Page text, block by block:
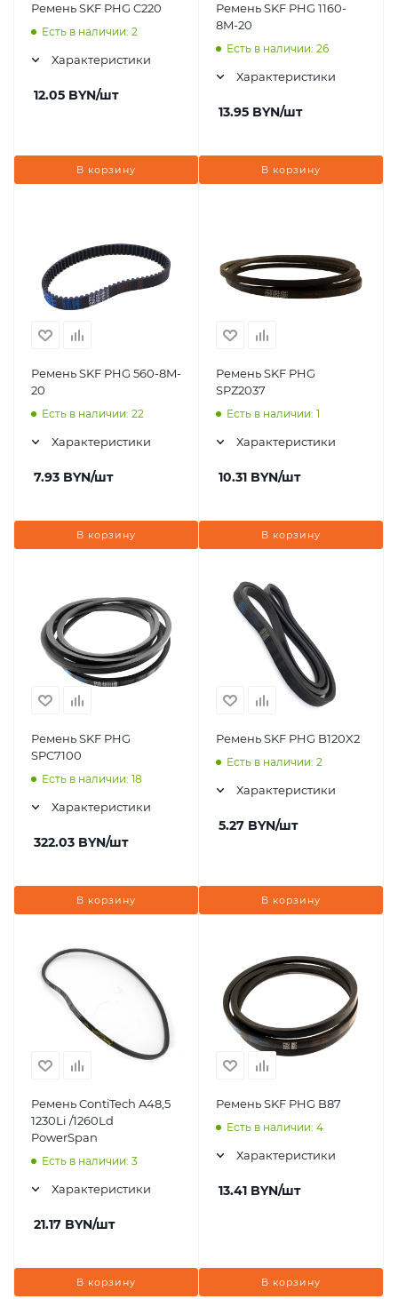
Ремень SKF PHG C220
Есть в наличии: 2
Характеристики
12.05 BYN/шт
В корзину
Ремень SKF PHG 1160-
8M-20
Есть в наличии: 26
Характеристики
13.95 BYN/шт
В корзину
Ремень SKF PHG 560-8M-
20
Есть в наличии: 22
Характеристики
7.93 BYN/шт
В корзину
Ремень SKF PHG
SPZ2037
Есть в наличии: 1
Характеристики
10.31 BYN/шт
В корзину
Ремень SKF PHG
SPC7100
Есть в наличии: 18
Характеристики
322.03 BYN/шт
В корзину
Ремень SKF PHG B120X2
Есть в наличии: 2
Характеристики
5.27 BYN/шт
В корзину
Ремень ContiTech A48,5
1230Li /1260Ld
PowerSpan
Есть в наличии: 3
Характеристики
21.17 BYN/шт
В корзину
Ремень SKF PHG B87
Есть в наличии: 4
Характеристики
13.41 BYN/шт
В корзину